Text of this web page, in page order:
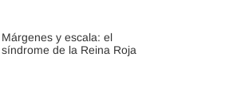
Márgenes y escala: el
síndrome de la Reina Roja